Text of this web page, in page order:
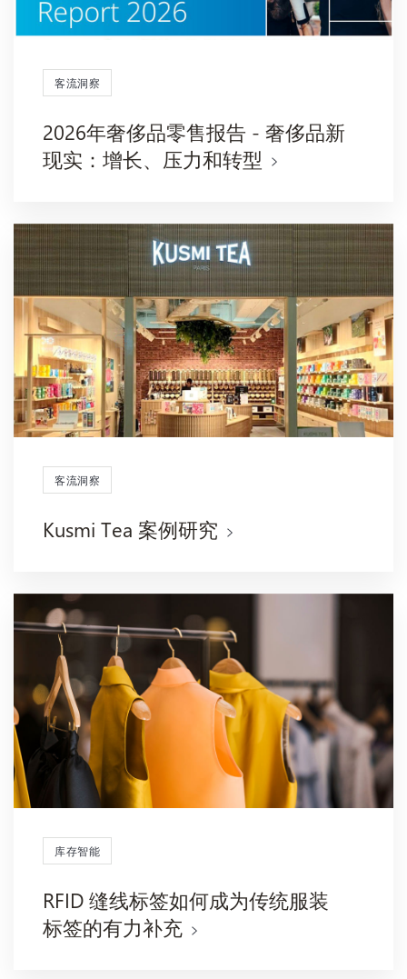
客流洞察
2026年奢侈品零售报告 - 奢侈品新
现实：增长、压力和转型
客流洞察
Kusmi Tea 案例研究
库存智能
RFID 缝线标签如何成为传统服装
标签的有力补充